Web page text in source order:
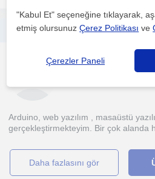
Programlama
Arduino, web yazılım , masaüstü
gerçekleştirmekteyim. Bir çok alanda
daha fazlasını gör
"Kabul Et" seçeneğine tıklayarak,
etmiş olursunuzÇerez Politikası ve
Çerezler Paneli